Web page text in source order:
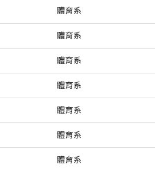
體育系
體育系
體育系
體育系
體育系
體育系
體育系